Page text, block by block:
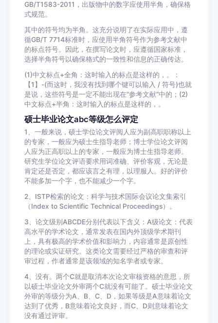
GB/T1583-2011，出版物中的数字应使用半角，确保格
式规范。
其中的符号均为半角。这充分说明了在实际应用中，遵
循GB/T 7714标准时，应使用半角符号作为参考文献中
的标点符号。因此，在撰写论文时，应遵循国家标准，
选择半角符号以确保格式的一致性和信息的正确传达。
(1)中文标点+全角：这时输入的标点是这样的，。：
【1】-(而这时，我没有找到哪个键可以输入 / 符号)也就
是说，这些符号是一定不能出现在“参考文献”中的；(2)
中文标点+半角：这时输入的标点是这样的，。
硕士毕业论文abc等级怎么评定
1、一般来说，硕士学位论文评阅人应为副高职职称以上
的专家，一般应为硕士生指导老师；博士学位论文评阅
人应为正高职以上的专家，一般应为博士生指导老师。
研究生学位论文评语要求用词准确、评价客观，无论是
肯定还是否定，都应该言之有理，以理服人。好的评价
不能多加一个字，也不能减少一个字。
2、ISTP检索的论文：科学与技术国际会议论文集索引
（Index to Scientific Technical Proceedings）。
3、论文级别ABCDE分别代表以下含义：A级论文：代表
高水平的学术论文，通常发表在国内外顶级学术期刊
上，具有极高的学术价值和影响力，内容通常是原创性
的理论或实证研究。这类论文需要经过严格的审查和评
审过程，作者通常是该领域的知名学者或专家。
4、没有。两个C就是取消本次论文审核资格的意思，所
以硕士毕业论文外审两个C就没有可能了。硕士毕业论文
外审的等级分为A、B、C、D，如果等级是A意味着论文
达到了优秀，B意味着论文良好，而C、D则意味着论文
没有通过评审。